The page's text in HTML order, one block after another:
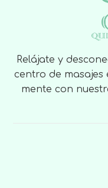
Relájate y
centro de
mente con